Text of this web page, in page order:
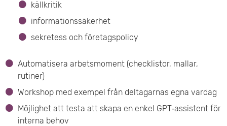
källkritik
informationssäkerhet
sekretess och företagspolicy
Automatisera arbetsmoment (checklistor, mallar,
rutiner)
Workshop med exempel från deltagarnas egna vardag
Möjlighet att testa att skapa en enkel GPT‑assistent för
interna behov